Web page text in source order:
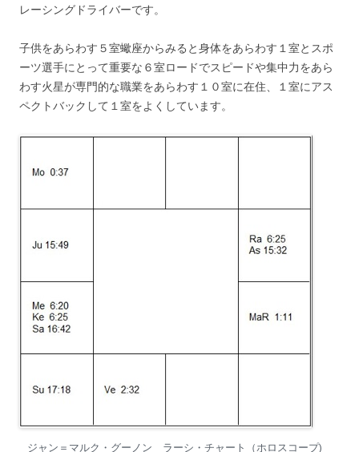
レーシングドライバーです。
子供をあらわす５室蠍座からみると身体をあらわす１室とスポ
ーツ選手にとって重要な６室ロードでスピードや集中力をあら
わす火星が専門的な職業をあらわす１０室に在住、１室にアス
ペクトバックして１室をよくしています。
ジャン＝マルク・グーノン ラーシ・チャート（ホロスコープ)